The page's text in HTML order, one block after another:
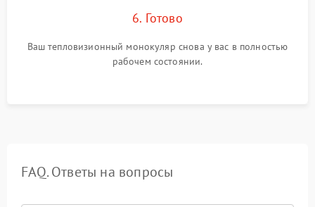
6. Готово
Ваш тепловизионный монокуляр снова у вас в полностью
рабочем состоянии.
FAQ. Ответы на вопросы